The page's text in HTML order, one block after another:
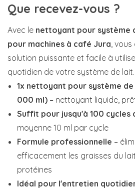
Que recevez-vous ?
Avec le nettoyant pour système
pour machines à café Jura ,
solution puissante et facile à
quotidien de votre système de lait.
1x nettoyant pour système
000 ml) – nettoyant liquide,
Suffit pour jusqu'à 100
moyenne 10 ml par cycle
Formule professionnelle –
efficacement les graisses du
protéines
Idéal pour l'entretien